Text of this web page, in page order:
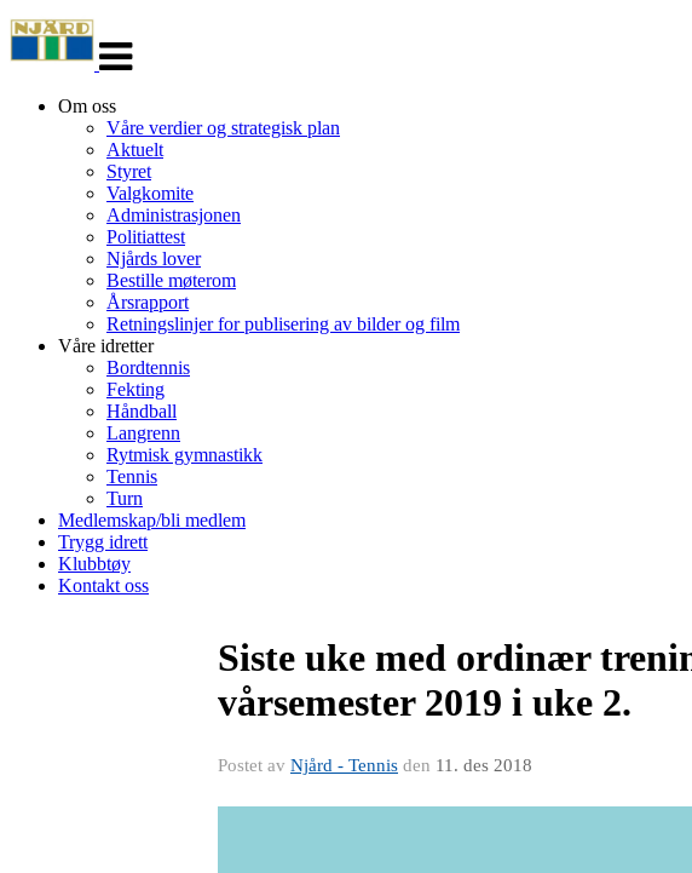
navigasjon
Om oss
Våre verdier og strategisk plan
Aktuelt
Styret
Valgkomite
Administrasjonen
Politiattest
Njårds lover
Bestille møterom
Årsrapport
Retningslinjer for publisering av bilder og film
Våre idretter
Bordtennis
Fekting
Håndball
Langrenn
Rytmisk gymnastikk
Tennis
Turn
Medlemskap/bli medlem
Trygg idrett
Klubbtøy
Kontakt oss
Siste uke med ordinær
vårsemester 2019 i uke 2.
Postet av Njård - Tennis den 11. des 2018